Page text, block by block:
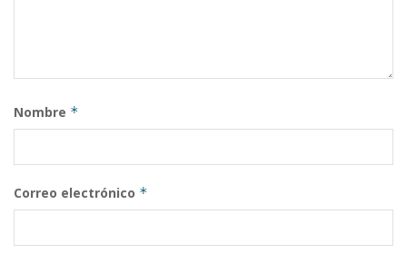
Nombre *
Correo electrónico *